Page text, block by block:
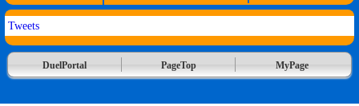
Tweets
DuelPortal PageTop MyPage